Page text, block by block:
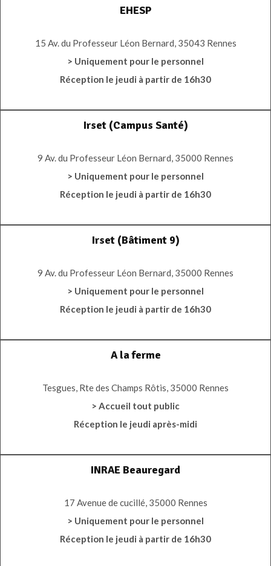
EHESP
15 Av. du Professeur Léon Bernard, 35043 Rennes
> Uniquement pour le personnel
Réception le jeudi à partir de 16h30
Irset (Campus Santé)
9 Av. du Professeur Léon Bernard, 35000 Rennes
> Uniquement pour le personnel
Réception le jeudi à partir de 16h30
Irset (Bâtiment 9)
9 Av. du Professeur Léon Bernard, 35000 Rennes
> Uniquement pour le personnel
Réception le jeudi à partir de 16h30
A la ferme
Tesgues, Rte des Champs Rôtis, 35000 Rennes
> Accueil tout public
Réception le jeudi après-midi
INRAE Beauregard
17 Avenue de cucillé, 35000 Rennes
> Uniquement pour le personnel
Réception le jeudi à partir de 16h30